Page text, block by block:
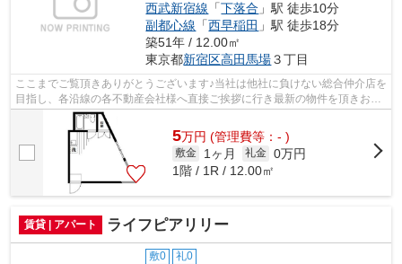
西武新宿線 「下落合 」駅 徒歩10分
副都心線 「西早稲田 」駅 徒歩18分
築51年 / 12.00㎡
東京都新宿区高田馬場３丁目
ここまでご覧頂きありがとうございます♪当社は他社に負けない総合仲介店を
目指し、各沿線の各不動産会社様へ直接ご挨拶に行き最新の物件を頂きお客
様へ提供しております！最新の情報は...
5万円 (管理費等：- )
敷金 1ヶ月 礼金 0万円
1階 / 1R / 12.00㎡
賃貸 | アパート ライフピアリリー
敷0 礼0